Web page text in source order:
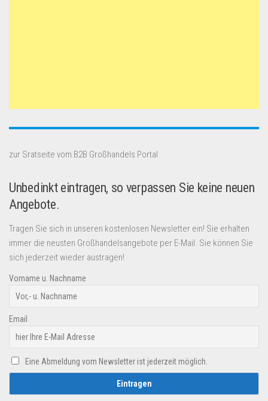
zur Sratseite vom B2B Großhandels Portal
Unbedinkt eintragen, so verpassen Sie keine neuen
Angebote.
Tragen Sie sich in unseren kostenlosen Newsletter ein! Sie erhalten
immer die neusten Großhandelsangebote per E-Mail. Sie können Sie
sich jederzeit wieder austragen!
Vorname u. Nachname
Email
Eine Abmeldung vom Newsletter ist jederzeit möglich.